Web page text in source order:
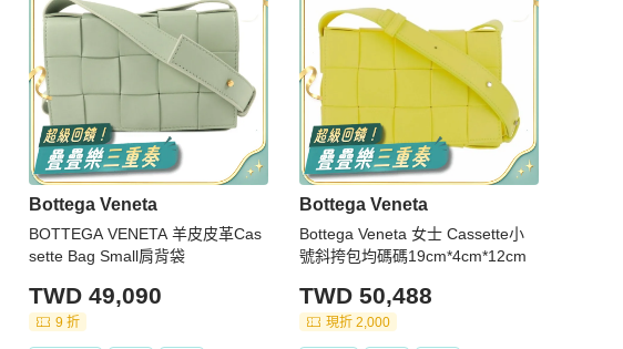
Bottega Veneta
BOTTEGA VENETA 羊皮皮革Cas
sette Bag Small肩背袋
TWD 49,090
9 折
Bottega Veneta
Bottega Veneta 女士 Cassette小
號斜挎包均碼碼19cm*4cm*12cm
TWD 50,488
現折 2,000